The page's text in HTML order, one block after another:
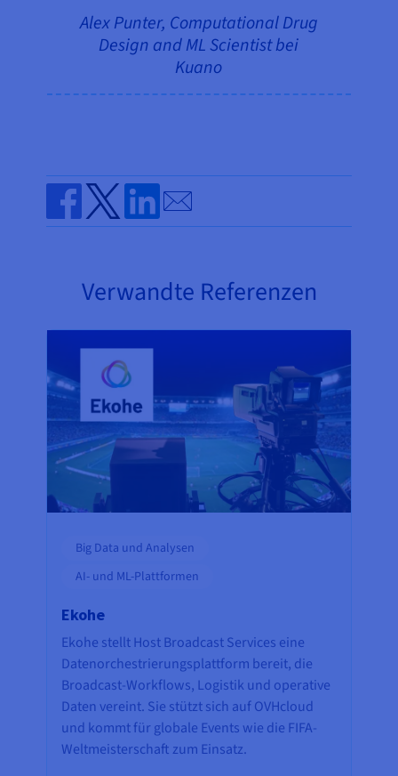
Alex Punter, Computational Drug
Design and ML Scientist bei
Kuano
Share on Facebook
Share on Twitter
Share on Linkedin
Send by email
Verwandte Referenzen
Big Data und Analysen
AI- und ML-Plattformen
Ekohe
Ekohe stellt Host Broadcast Services eine
Datenorchestrierungsplattform bereit, die
Broadcast-Workflows, Logistik und operative
Daten vereint. Sie stützt sich auf OVHcloud
und kommt für globale Events wie die FIFA-
Weltmeisterschaft zum Einsatz.